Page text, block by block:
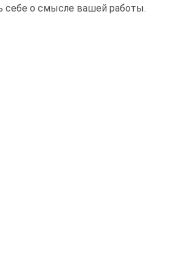
себе о смысле вашей работы.